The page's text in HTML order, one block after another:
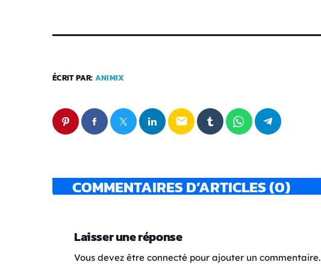
ÉCRIT PAR: ANIMIX
email
COMMENTAIRES D’ARTICLES (0)
Laisser une réponse
Vous devez être connecté pour ajouter un commentaire.